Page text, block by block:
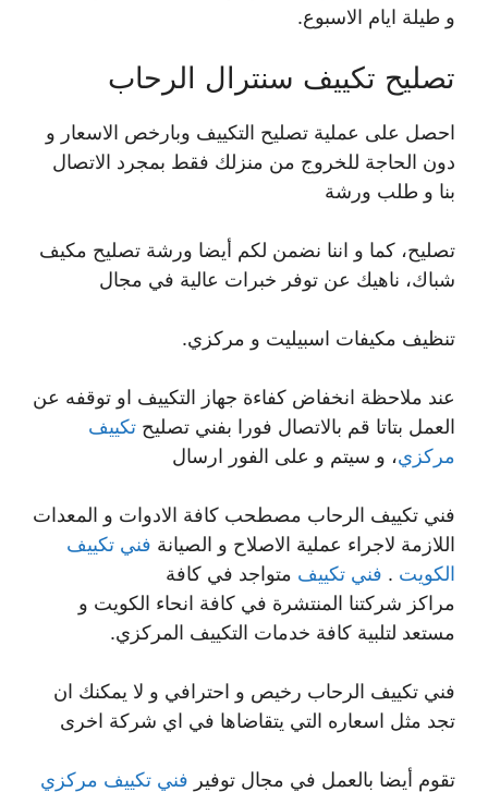
و طيلة ايام الاسبوع.
تصليح تكييف سنترال الرحاب
احصل على عملية تصليح التكييف وبارخص الاسعار و
دون الحاجة للخروج من منزلك فقط بمجرد الاتصال
بنا و طلب ورشة
تصليح، كما و اننا نضمن لكم أيضا ورشة تصليح مكيف
شباك، ناهيك عن توفر خبرات عالية في مجال
تنظيف مكيفات اسبيليت و مركزي.
عند ملاحظة انخفاض كفاءة جهاز التكييف او توقفه عن
العمل بتاتا قم بالاتصال فورا بفني تصليح تكييف
مركزي، و سيتم و على الفور ارسال
فني تكييف الرحاب مصطحب كافة الادوات و المعدات
اللازمة لاجراء عملية الاصلاح و الصيانة فني تكييف
الكويت . فني تكييف متواجد في كافة
مراكز شركتنا المنتشرة في كافة انحاء الكويت و
مستعد لتلبية كافة خدمات التكييف المركزي.
فني تكييف الرحاب رخيص و احترافي و لا يمكنك ان
تجد مثل اسعاره التي يتقاضاها في اي شركة اخرى
تقوم أيضا بالعمل في مجال توفير فني تكييف مركزي